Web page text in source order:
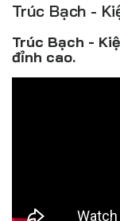
Thị trường
Doanh nghiệp –
Trúc Bạch -
Trúc Bạch -
đỉnh cao.